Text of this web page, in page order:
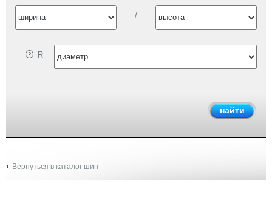
/
R
Вернуться в каталог шин